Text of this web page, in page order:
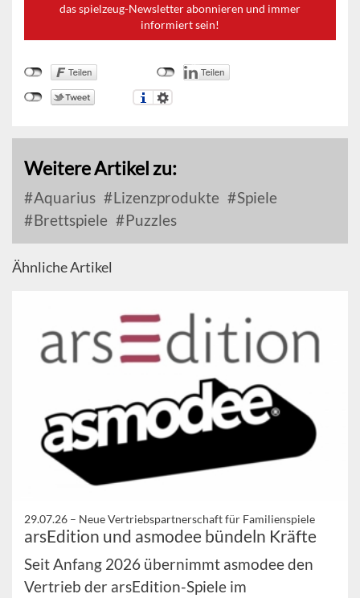
das spielzeug-Newsletter abonnieren und immer
informiert sein!
Weitere Artikel zu:
Aquarius Lizenzprodukte
Spiele
Brettspiele
Puzzles
Ähnliche Artikel
29.07.26 – Neue Vertriebspartnerschaft für Familienspiele
arsEdition und asmodee bündeln Kräfte
Seit Anfang 2026 übernimmt asmodee den
Vertrieb der arsEdition-Spiele im